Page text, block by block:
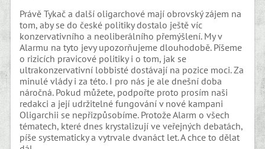
Právě Tykač a další oligarchové mají obrovský zájem na
tom, aby se do české politiky dostalo ještě víc
konzervativního a neoliberálního přemýšlení. My v
Alarmu na tyto jevy upozorňujeme dlouhodobě. Píšeme
o rizicích pravicové politiky i o tom, jak se
ultrakonzervativní lobbisté dostávají na pozice moci. Za
minulé vlády i za této. I pro nás je ale dnešní doba
náročná. Pokud můžete, podpořte proto prosím naši
redakci a její udržitelné fungování v nové kampani
Oligarchii se nepřizpůsobíme. Protože Alarm o všech
tématech, které dnes krystalizují ve veřejných debatách,
píše systematicky a vytrvale dvanáct let. A chce to dělat